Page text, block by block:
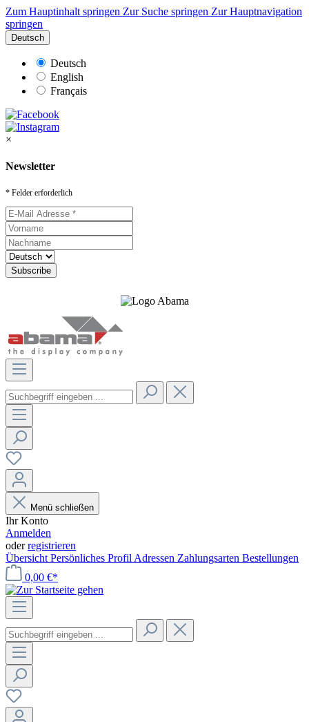
Zum Hauptinhalt springen Zur Suche springen Zur Hauptnavigation
springen
Deutsch
Deutsch
English
Français
×
Newsletter
* Felder erforderlich
Menü schließen
Ihr Konto
Anmelden
oderregistrieren
Übersicht Persönliches Profil Adressen Zahlungsarten Bestellungen
0,00 €*